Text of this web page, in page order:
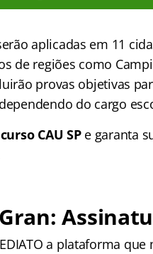
aplicadas em 11
de regiões como
provas objetivas
do cargo
CAU SPe garanta
a plataforma